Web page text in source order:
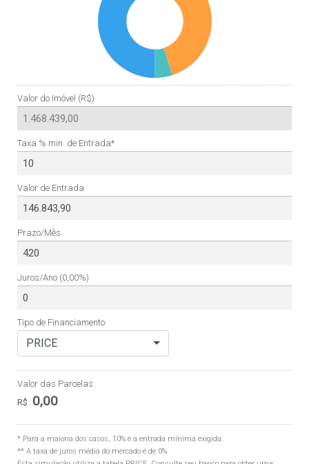
Valor do Imóvel (R$)
Taxa % min. de Entrada*
Valor de Entrada
Prazo/Mês
Juros/Ano (0,00%)
Tipo de Financiamento
PRICE
Valor das Parcelas
R$ 0,00
* Para a maioria dos casos, 10% é a entrada mínima exigida.
** A taxa de juros média do mercado é de 0%.